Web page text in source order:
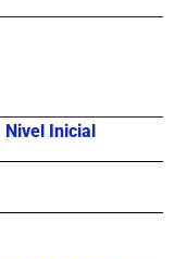
Nivel Inicial